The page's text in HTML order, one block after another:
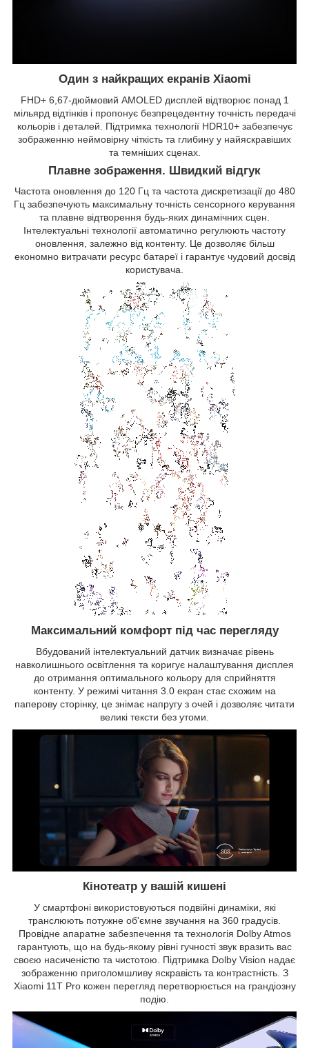
Один з найкращих екранів Xiaomi
FHD+ 6,67-дюймовий AMOLED дисплей відтворює понад 1
мільярд відтінків і пропонує безпрецедентну точність передачі
кольорів і деталей. Підтримка технології HDR10+ забезпечує
зображенню неймовірну чіткість та глибину у найяскравіших
та темніших сценах.
Плавне зображення. Швидкий відгук
Частота оновлення до 120 Гц та частота дискретизації до 480
Гц забезпечують максимальну точність сенсорного керування
та плавне відтворення будь-яких динамічних сцен.
Інтелектуальні технології автоматично регулюють частоту
оновлення, залежно від контенту. Це дозволяє більш
економно витрачати ресурс батареї і гарантує чудовий досвід
користувача.
Максимальний комфорт під час перегляду
Вбудований інтелектуальний датчик визначає рівень
навколишнього освітлення та коригує налаштування дисплея
до отримання оптимального кольору для сприйняття
контенту. У режимі читання 3.0 екран стає схожим на
паперову сторінку, це знімає напругу з очей і дозволяє читати
великі тексти без утоми.
Кінотеатр у вашій кишені
У смартфоні використовуються подвійні динаміки, які
транслюють потужне об'ємне звучання на 360 градусів.
Провідне апаратне забезпечення та технологія Dolby Atmos
гарантують, що на будь-якому рівні гучності звук вразить вас
своєю насиченістю та чистотою. Підтримка Dolby Vision надає
зображенню приголомшливу яскравість та контрастність. З
Xiaomi 11T Pro кожен перегляд перетворюється на грандіозну
подію.